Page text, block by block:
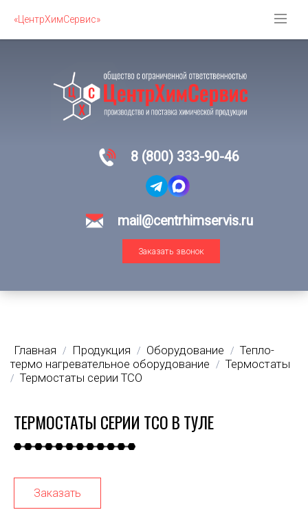
«ЦентрХимСервис»
8 (800) 333-90-46
mail@centrhimservis.ru
Заказать звонок
Главная / Продукция / Оборудование / Тепло-
термо нагревательное оборудование
/ Термостаты
/ Термостаты серии ТСО
ТЕРМОСТАТЫ СЕРИИ ТСО В ТУЛЕ
Заказать